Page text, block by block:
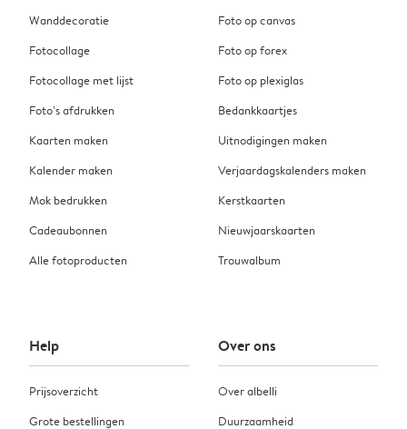
Wanddecoratie
Fotocollage
Fotocollage met lijst
Foto’s afdrukken
Kaarten maken
Kalender maken
Mok bedrukken
Cadeaubonnen
Alle fotoproducten
Foto op canvas
Foto op forex
Foto op plexiglas
Bedankkaartjes
Uitnodigingen maken
Verjaardagskalenders maken
Kerstkaarten
Nieuwjaarskaarten
Trouwalbum
Help
Prijsoverzicht
Grote bestellingen
Over ons
Over albelli
Duurzaamheid